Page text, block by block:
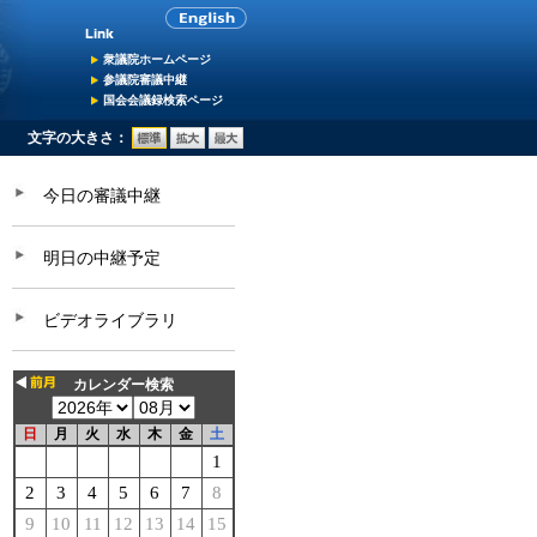
衆議院ホームページ
参議院審議中継
国会会議録検索ページ
文字の大きさ：
今日の審議中継
明日の中継予定
ビデオライブラリ
カレンダー検索
日 月 火 水 木 金 土
1
2
3 4 5 6 7
8
9
10 11 12 13 14
15